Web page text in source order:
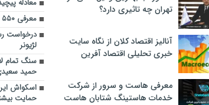
تهران چه تاثیری دارد؟
آنالیز اقتصاد کلان از نگاه سایت
خبری تحلیلی اقتصاد آفرین
معرفی هاست و سرور از شرکت
خدمات هاستینگ شتابان هاست
معادله
معرفی ۵۵۰ تقاضای راهبردی وزارت نفت
درخواست
لژیونر
سنگ تمام
حمید
اسکواش
حمایت